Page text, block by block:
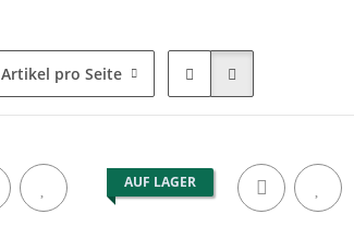
Artikel pro Seite
AUF LAGER